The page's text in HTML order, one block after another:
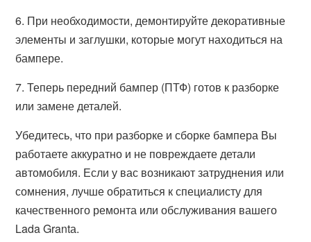
6. При необходимости, демонтируйте декоративные
элементы и заглушки, которые могут находиться на
бампере.
7. Теперь передний бампер (ПТФ) готов к разборке
или замене деталей.
Убедитесь, что при разборке и сборке бампера Вы
работаете аккуратно и не повреждаете детали
автомобиля. Если у вас возникают затруднения или
сомнения, лучше обратиться к специалисту для
качественного ремонта или обслуживания вашего
Lada Grantа.